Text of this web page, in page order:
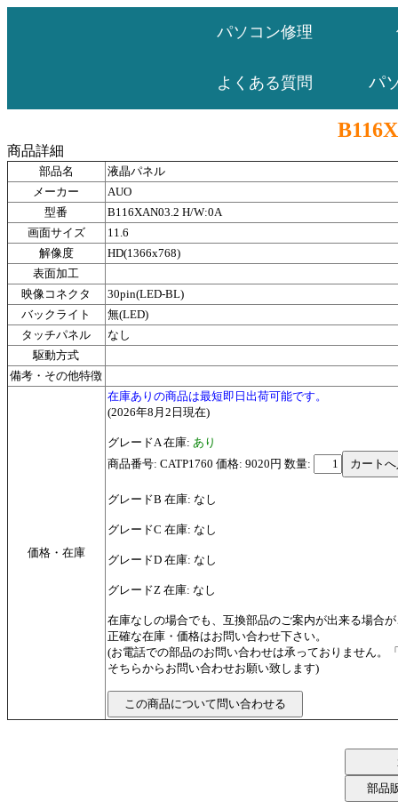
パソコン修理
よくある質問 パ
商品詳細
部品名
液晶パネル
メーカー
AUO
型番
B116XAN03.2 H/W:0A
画面サイズ
11.6
解像度
HD(1366x768)
表面加工
映像コネクタ
30pin(LED-BL)
バックライト
無(LED)
タッチパネル
なし
駆動方式
備考・その他特徴
価格・在庫
在庫ありの商品は最短即日出荷可能です。
(2026年8月2日現在)
グレードA 在庫: あり
商品番号: CATP1760 価格: 9020円 数量:
グレードB 在庫: なし
グレードC 在庫: なし
グレードD 在庫: なし
グレードZ 在庫: なし
在庫なしの場合でも、互換部品のご案内が出来る場合
正確な在庫・価格はお問い合わせ下さい。
(お電話での部品のお問い合わせは承っておりません。
そちらからお問い合わせお願い致します)